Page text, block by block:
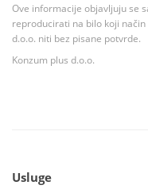
Ove informacije objavljuju se
reproducirati na bilo koji
d.o.o. niti bez pisane potvrde.
Konzum plus d.o.o.
Usluge